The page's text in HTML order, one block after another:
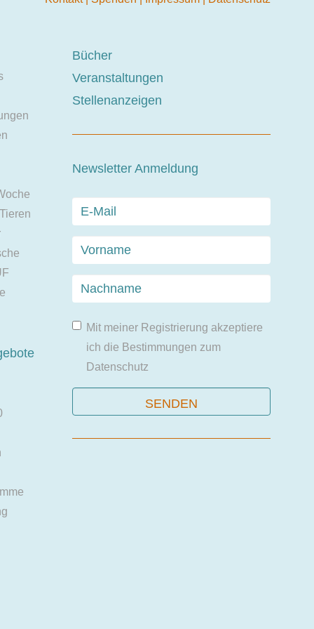
Bücher
Veranstaltungen
Stellenanzeigen
Newsletter Anmeldung
Mit meiner Registrierung akzeptiere
ich die Bestimmungen zum
Datenschutz